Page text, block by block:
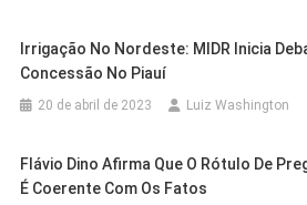
Irrigação No Nordeste: MIDR Inicia
Concessão No Piauí
20 de abril de 2023 Luiz Washington
Flávio Dino Afirma Que O Rótulo De
É Coerente Com Os Fatos